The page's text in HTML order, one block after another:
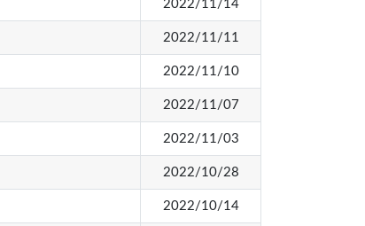
2022/11/14
2022/11/11
2022/11/10
2022/11/07
2022/11/03
2022/10/28
2022/10/14